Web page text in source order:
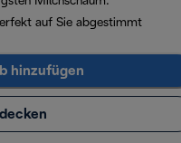
auf Sie abgestimmt
hinzufügen